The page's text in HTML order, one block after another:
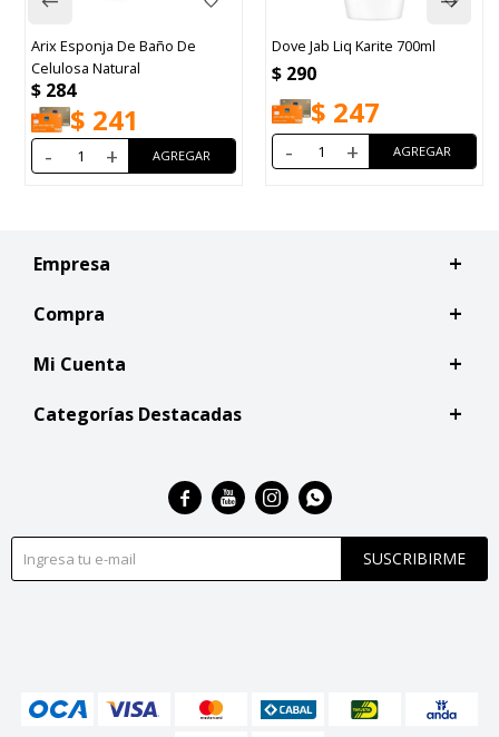
Arix Esponja De Baño De
Celulosa Natural
$ 284
$ 241
- +
Dove Jab Liq Karite 700ml
$ 290
$ 247
- +
Empresa
Compra
Mi Cuenta
Categorías Destacadas
SUSCRIBIRME
   